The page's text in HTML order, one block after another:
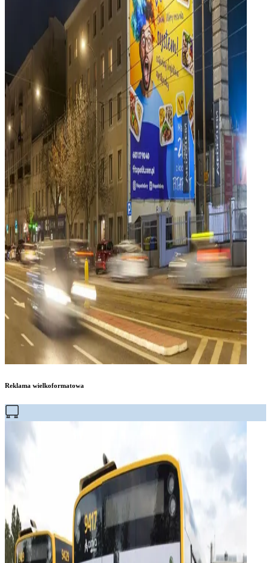
Reklama wielkoformatowa